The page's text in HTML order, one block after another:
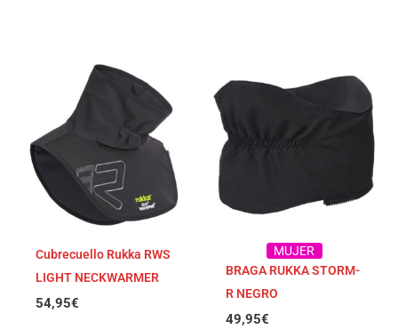
Cubrecuello Rukka RWS
LIGHT NECKWARMER
54,95€
MUJER
BRAGA RUKKA STORM-
R NEGRO
49,95€